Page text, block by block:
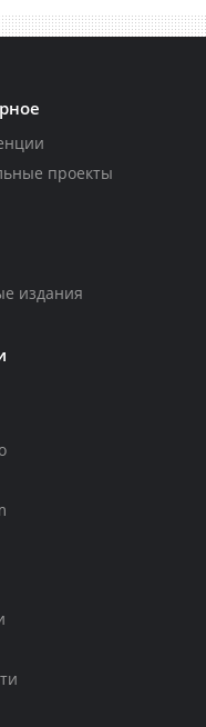
проекты
издания